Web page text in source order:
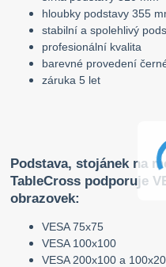
hloubky podstavy 355
stabilní a spolehlivý
profesionální kvalita
barevné provedení
záruka 5 let
Podstava, stojánek na
TableCross podporuje
obrazovek:
VESA 75x75
VESA 100x100
VESA 200x100 a